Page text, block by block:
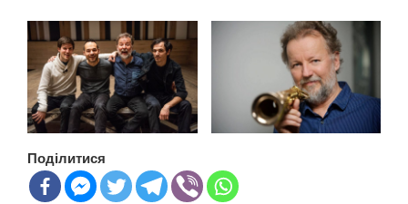
Поділитися